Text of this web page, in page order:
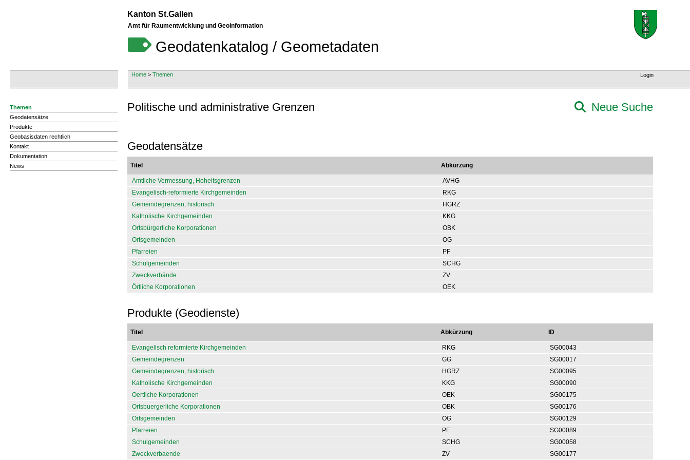
Kanton St.Gallen
Amt für Raumentwicklung und Geoinformation
Geodatenkatalog / Geometadaten
Home > Themen Login
Themen
Geodatensätze
Produkte
Geobasisdaten rechtlich
Kontakt
Dokumentation
News
Politische und administrative Grenzen Neue Suche
Geodatensätze
Titel Abkürzung
Amtliche Vermessung, Hoheitsgrenzen
AVHG
Evangelisch-reformierte Kirchgemeinden
RKG
Gemeindegrenzen, historisch
HGRZ
Katholische Kirchgemeinden
KKG
Ortsbürgerliche Korporationen
OBK
Ortsgemeinden
OG
Pfarreien
PF
Schulgemeinden
SCHG
Zweckverbände
ZV
Örtliche Korporationen
OEK
Produkte (Geodienste)
Titel Abkürzung ID
Evangelisch reformierte Kirchgemeinden RKG
SG00043
Gemeindegrenzen
GG
SG00017
Gemeindegrenzen, historisch
HGRZ
SG00095
Katholische Kirchgemeinden
KKG
SG00090
Oertliche Korporationen
OEK
SG00175
Ortsbuergerliche Korporationen
OBK
SG00176
Ortsgemeinden
OG
SG00129
Pfarreien
PF
SG00089
Schulgemeinden
SCHG
SG00058
Zweckverbaende
ZV SG00177